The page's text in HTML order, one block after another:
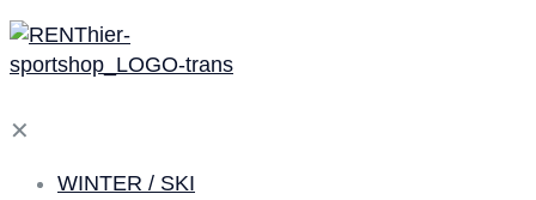
✕
WINTER / SKI